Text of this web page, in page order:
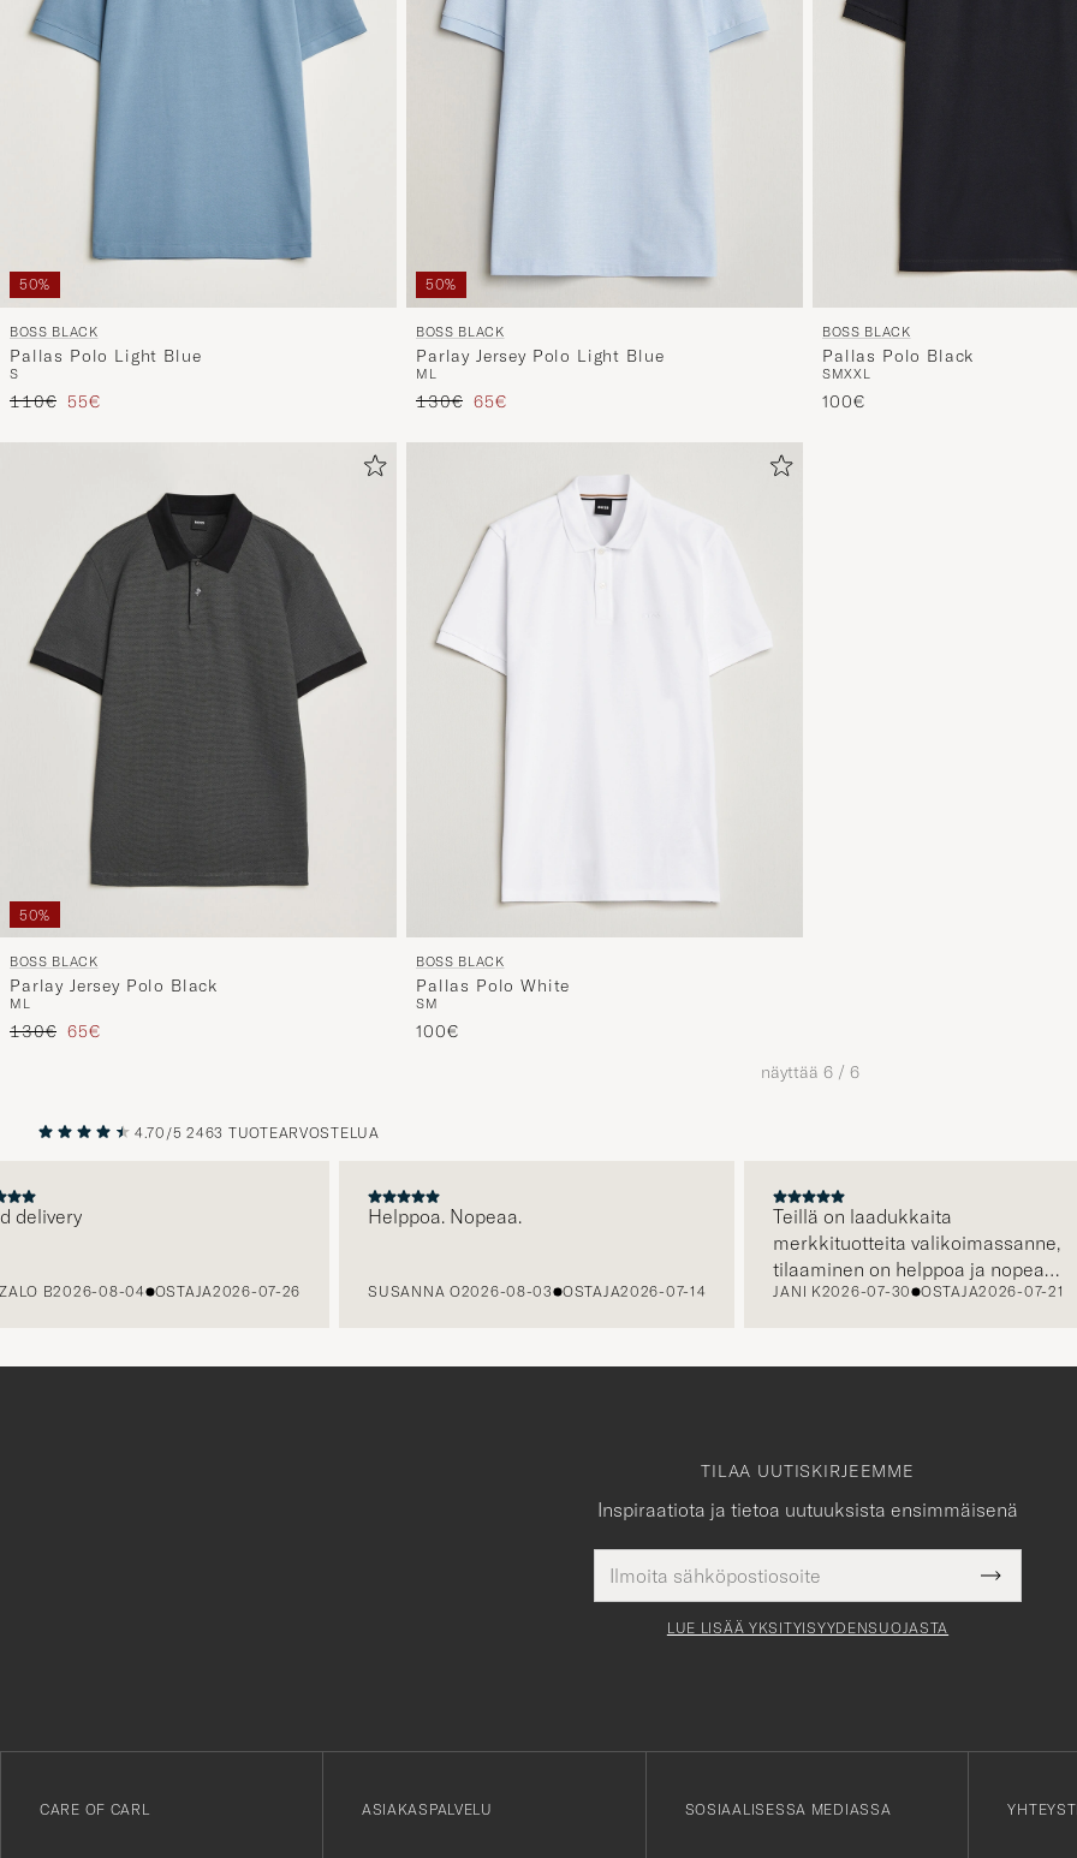
50%
BOSS BLACK
Pallas Polo Light Blue
S
Tavallinen hinta
110€ Alennettu hinta
55€
50%
BOSS BLACK
Parlay Jersey Polo Light Blue
M L
Tavallinen hinta
130€ Alennettu hinta
65€
BOSS BLACK
Pallas Polo Black
SMXXL
100€
50%
BOSS BLACK
Parlay Jersey Polo Black
M L
Tavallinen hinta
130€ Alennettu hinta
65€
BOSS BLACK
Pallas Polo White
SM
100€
näyttää 6 / 6
EDELLINEN
4.70/5 2463 TUOTEARVOSTELUA
B2026-08-04 OSTAJA2026-07-26
Helppoa. Nopeaa.
SUSANNA O2026-08-03 OSTAJA2026-07-14
Teillä on laadukkaita
merkkituotteita valikoimassanne,
tilaaminen on helppoa ja nopeaa,
sekä asiakaspalvelustanne saa
JANI K2026-07-30 OSTAJA2026-07-21
TILAA UUTISKIRJEEMME
Inspiraatiota ja tietoa uutuuksista ensimmäisenä
Pakollinen
tieto
Submit
Newsletter
vårt
LUE LISÄÄ YKSITYISYYDENSUOJASTA
CARE OF CARL ASIAKASPALVELU SOSIAALISESSA MEDIASSA